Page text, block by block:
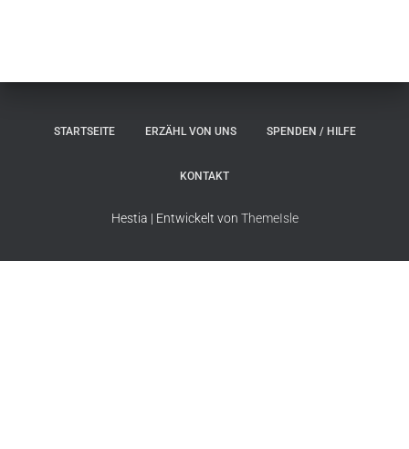
STARTSEITE ERZÄHL VON UNS SPENDEN / HILFE
KONTAKT
Hestia | Entwickelt von ThemeIsle